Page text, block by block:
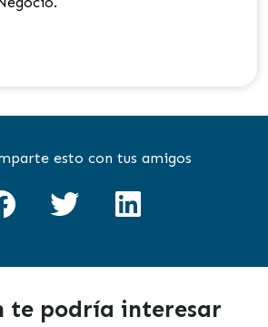
esto con tus amigos
te podría interesar